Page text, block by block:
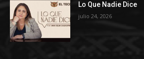
Lo Que Nadie Dice
julio 24, 2026